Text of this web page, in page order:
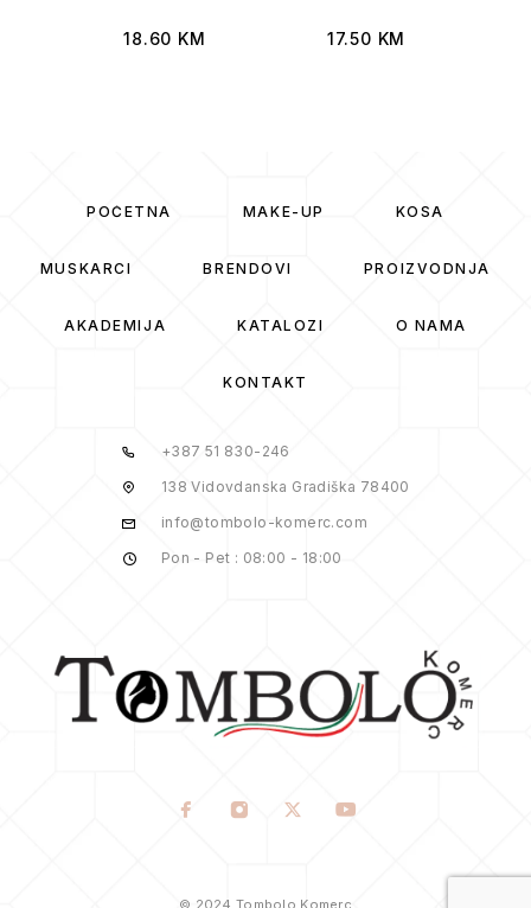
18.60 KM 17.50 KM
POČETNA MAKE-UP KOSA
MUSKARCI BRENDOVI PROIZVODNJA
AKADEMIJA KATALOZI O NAMA
KONTAKT
+387 51 830-246
138 Vidovdanska Gradiška 78400
info@tombolo-komerc.com
Pon - Pet : 08:00 - 18:00